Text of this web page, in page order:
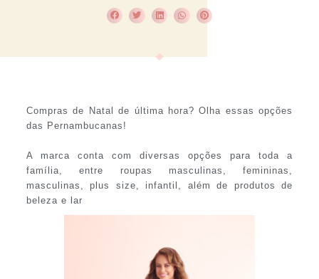
Compras de Natal de última hora? Olha essas opções
das Pernambucanas!
A marca conta com diversas opções para toda a
família, entre roupas masculinas, femininas,
masculinas, plus size, infantil, além de produtos de
beleza e lar